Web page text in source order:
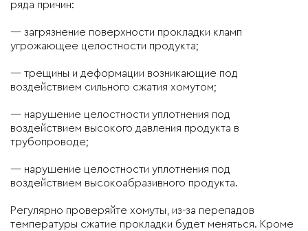
ряда причин:
— загрязнение поверхности прокладки кламп
угрожающее целостности продукта;
— трещины и деформации возникающие под
воздействием сильного сжатия хомутом;
— нарушение целостности уплотнения под
воздействием высокого давления продукта в
трубопроводе;
— нарушение целостности уплотнения под
воздействием высокоабразивного продукта.
Регулярно проверяйте хомуты, из-за перепадов
температуры сжатие прокладки будет меняться. Кроме